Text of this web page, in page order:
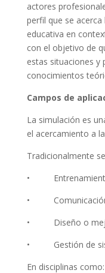
actores
perfil que se
educativa en
con el objetivo de
estas situaciones y
conocimientos
Campos de
La simulación es
el acercamiento a
Tradicionalmente
• Entrenamiento
• Comunicación
• Diseño o
• Gestión de
En disciplinas como: